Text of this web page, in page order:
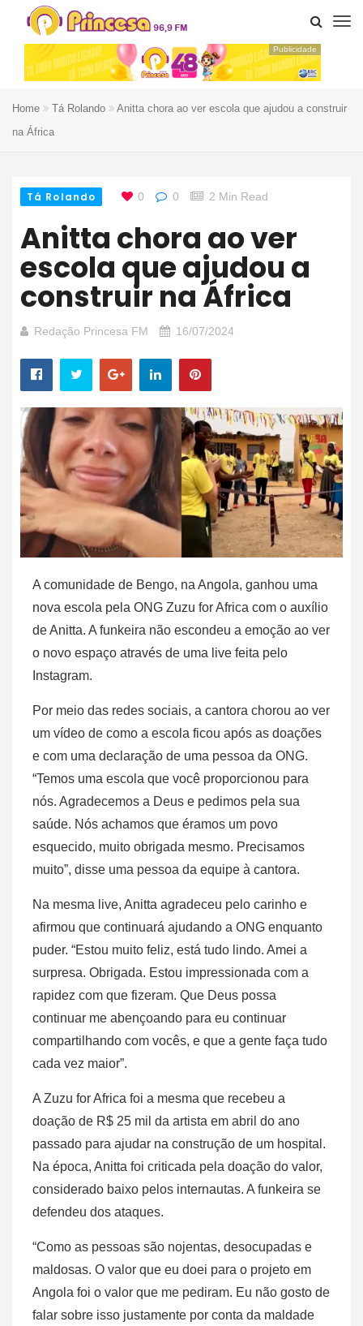
Publicidade
Home Tá Rolando
Anitta chora ao ver escola que ajudou a construir
na África
Tá Rolando 0 0 2 Min Read
Anitta chora ao ver
escola que ajudou a
construir na África
Redação Princesa FM 16/07/2024
A comunidade de Bengo, na Angola, ganhou uma
nova escola pela ONG Zuzu for Africa com o auxílio
de Anitta. A funkeira não escondeu a emoção ao ver
o novo espaço através de uma live feita pelo
Instagram.
Por meio das redes sociais, a cantora chorou ao ver
um vídeo de como a escola ficou após as doações
e com uma declaração de uma pessoa da ONG.
“Temos uma escola que você proporcionou para
nós. Agradecemos a Deus e pedimos pela sua
saúde. Nós achamos que éramos um povo
esquecido, muito obrigada mesmo. Precisamos
muito”, disse uma pessoa da equipe à cantora.
Na mesma live, Anitta agradeceu pelo carinho e
afirmou que continuará ajudando a ONG enquanto
puder. “Estou muito feliz, está tudo lindo. Amei a
surpresa. Obrigada. Estou impressionada com a
rapidez com que fizeram. Que Deus possa
continuar me abençoando para eu continuar
compartilhando com vocês, e que a gente faça tudo
cada vez maior”.
A Zuzu for Africa foi a mesma que recebeu a
doação de R$ 25 mil da artista em abril do ano
passado para ajudar na construção de um hospital.
Na época, Anitta foi criticada pela doação do valor,
considerado baixo pelos internautas. A funkeira se
defendeu dos ataques.
“Como as pessoas são nojentas, desocupadas e
maldosas. O valor que eu doei para o projeto em
Angola foi o valor que me pediram. Eu não gosto de
falar sobre isso justamente por conta da maldade